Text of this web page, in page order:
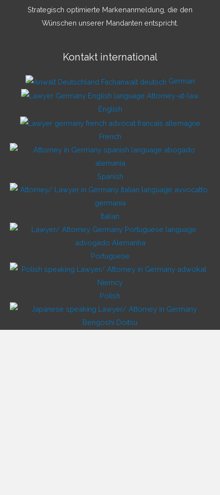
Strategisch optimierte Markenanmeldung, die den
Wünschen unserer Mandanten entspricht.
Kontakt international
German
English
French
Spanish
Italian
Portuguese
Polish